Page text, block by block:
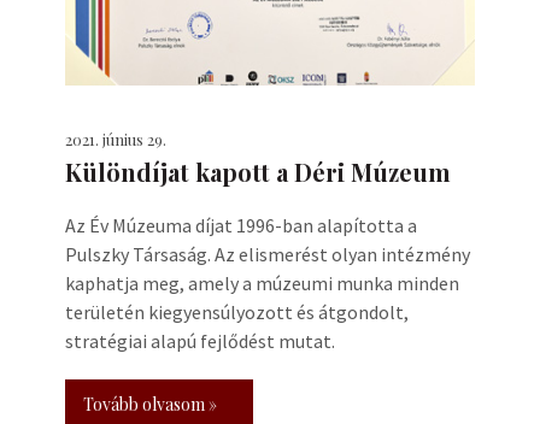
2021. június 29.
Különdíjat kapott a Déri Múzeum
Az Év Múzeuma díjat 1996-ban alapította a
Pulszky Társaság. Az elismerést olyan intézmény
kaphatja meg, amely a múzeumi munka minden
területén kiegyensúlyozott és átgondolt,
stratégiai alapú fejlődést mutat.
Tovább olvasom »